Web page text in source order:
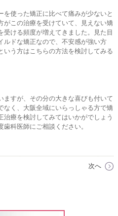
使った矯正に比べて痛みが少ないと
がこの治療を受けていて、見えない矯
ける頻度が増えてきました。見た目
ルドな矯正なので、不安感が強い方
いう方はこちらの方法を検討してみる
ますが、その分の大きな喜びも付いて
なく、大阪全域にいらっしゃる方で矯
療を検討してみてはいかがでしょう
科医師にご相談ください。
次へ